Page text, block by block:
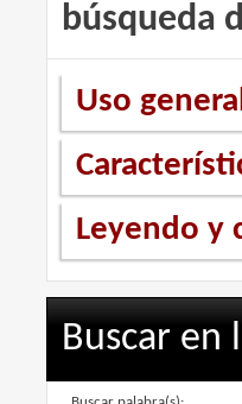
búsqueda
Uso
Leyendo y
Buscar en